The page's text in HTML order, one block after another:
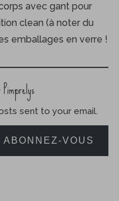
avec gant pour
clean (à noter du
emballages en verre !
sent to your email.
ABONNEZ-VOUS